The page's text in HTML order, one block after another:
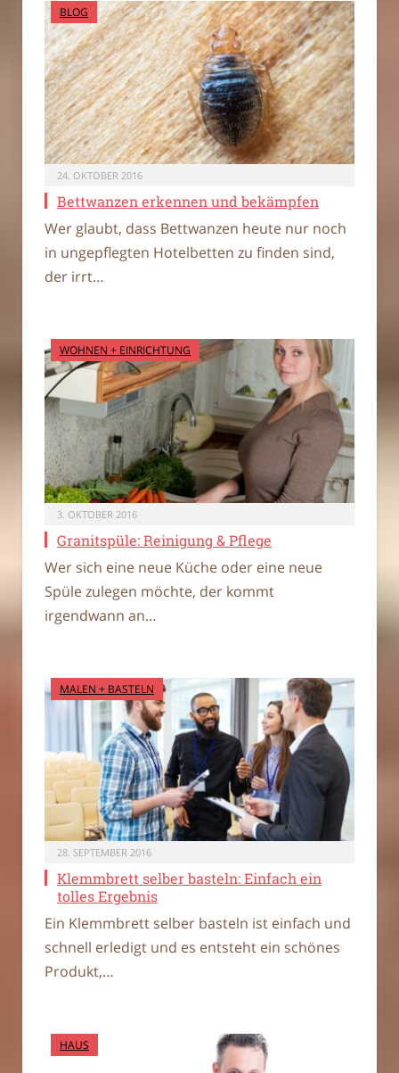
BLOG
24. OKTOBER 2016
Bettwanzen erkennen und bekämpfen
Wer glaubt, dass Bettwanzen heute nur noch
in ungepflegten Hotelbetten zu finden sind,
der irrt…
WOHNEN + EINRICHTUNG
3. OKTOBER 2016
Granitspüle: Reinigung & Pflege
Wer sich eine neue Küche oder eine neue
Spüle zulegen möchte, der kommt
irgendwann an…
MALEN + BASTELN
28. SEPTEMBER 2016
Klemmbrett selber basteln: Einfach ein
tolles Ergebnis
Ein Klemmbrett selber basteln ist einfach und
schnell erledigt und es entsteht ein schönes
Produkt,…
HAUS